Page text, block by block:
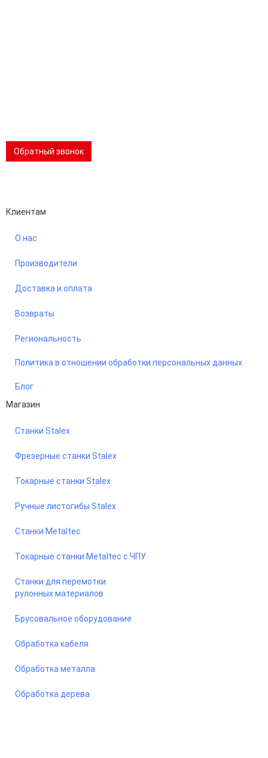
Обратный звонок
Клиентам
О нас
Производители
Доставка и оплата
Возвраты
Региональность
Политика в отношении обработки персональных данных
Блог
Магазин
Станки Stalex
Фрезерные станки Stalex
Токарные станки Stalex
Ручные листогибы Stalex
Станки Metaltec
Токарные станки Metaltec с ЧПУ
Станки для перемотки
рулонных материалов
Брусовальное оборудование
Обработка кабеля
Обработка металла
Обработка дерева